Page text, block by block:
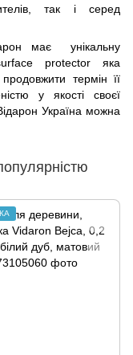
так і серед
має унікальну
protector яка
термін її
у якості своєї
Україна можна